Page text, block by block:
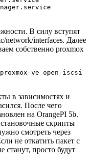
В силу вступят
network/interfaces. Далее
собственно proxmox
ve open-iscsi
в зависимостях и
После чего
на OrangePI 5b.
скрипты
смотреть через
не откатить пакет с
станут, просто будут